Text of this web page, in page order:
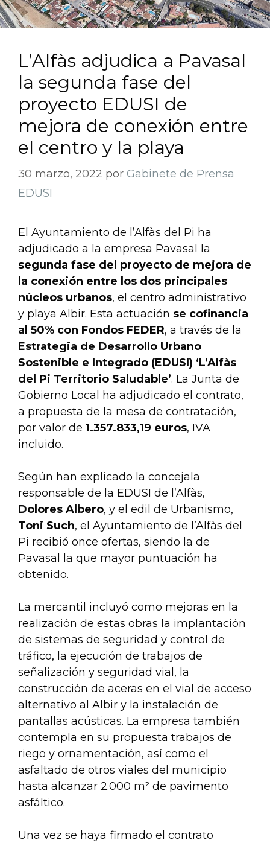
L’Alfàs adjudica a Pavasal
la segunda fase del
proyecto EDUSI de
mejora de conexión entre
el centro y la playa
30 marzo, 2022 por Gabinete de Prensa
EDUSI
El Ayuntamiento de l’Alfàs del Pi ha
adjudicado a la empresa Pavasal la
segunda fase del proyecto de mejora de
la conexión entre los dos principales
núcleos urbanos, el centro administrativo
y playa Albir. Esta actuación se cofinancia
al 50% con Fondos FEDER, a través de la
Estrategia de Desarrollo Urbano
Sostenible e Integrado (EDUSI) ‘L’Alfàs
del Pi Territorio Saludable’. La Junta de
Gobierno Local ha adjudicado el contrato,
a propuesta de la mesa de contratación,
por valor de 1.357.833,19 euros, IVA
incluido.
Según han explicado la concejala
responsable de la EDUSI de l’Alfàs,
Dolores Albero, y el edil de Urbanismo,
Toni Such, el Ayuntamiento de l’Alfàs del
Pi recibió once ofertas, siendo la de
Pavasal la que mayor puntuación ha
obtenido.
La mercantil incluyó como mejoras en la
realización de estas obras la implantación
de sistemas de seguridad y control de
tráfico, la ejecución de trabajos de
señalización y seguridad vial, la
construcción de aceras en el vial de acceso
alternativo al Albir y la instalación de
pantallas acústicas. La empresa también
contempla en su propuesta trabajos de
riego y ornamentación, así como el
asfaltado de otros viales del municipio
hasta alcanzar 2.000 m² de pavimento
asfáltico.
Una vez se haya firmado el contrato